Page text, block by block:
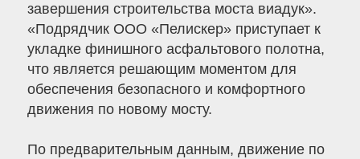
завершения строительства моста виадук».
«Подрядчик ООО «Пелискер» приступает к
укладке финишного асфальтового полотна,
что является решающим моментом для
обеспечения безопасного и комфортного
движения по новому мосту.
По предварительным данным, движение по